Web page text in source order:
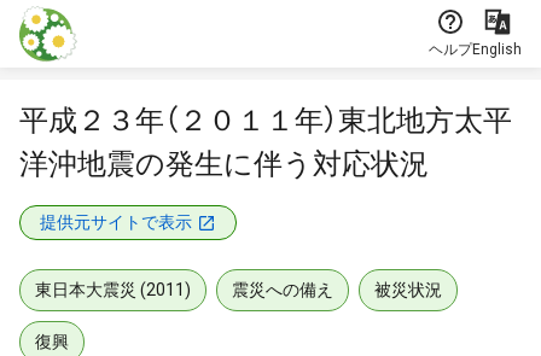
本文に飛ぶ
ヘルプEnglish
平成２３年（２０１１年）東北地方太平
洋沖地震の発生に伴う対応状況
提供元サイトで表示
東日本大震災 (2011) 震災への備え 被災状況
復興